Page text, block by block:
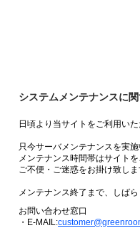
システムメンテナンスに
日頃より当サイトをご利用い
只今サーバメンテナンスを実施
メンテナンス時間帯はサイト
ご不便・ご迷惑をお掛け致し
メンテナンス終了まで、しばら
お問い合わせ窓口
・E-MAIL: